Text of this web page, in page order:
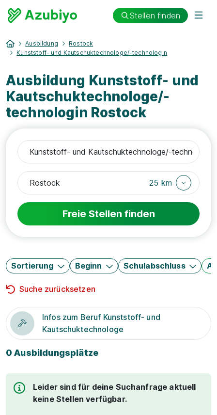
Stellen finden
Ausbildung
Rostock
Kunststoff- und Kautschuktechnologe/-technologin
Ausbildung Kunststoff- und
Kautschuktechnologe/-
technologin Rostock
25 km
Freie Stellen finden
Sortierung Beginn Schulabschluss
Suche zurücksetzen
Infos zum Beruf Kunststoff- und
Kautschuktechnologe
0 Ausbildungsplätze
Leider sind für deine Suchanfrage aktuell
keine Stellen verfügbar.